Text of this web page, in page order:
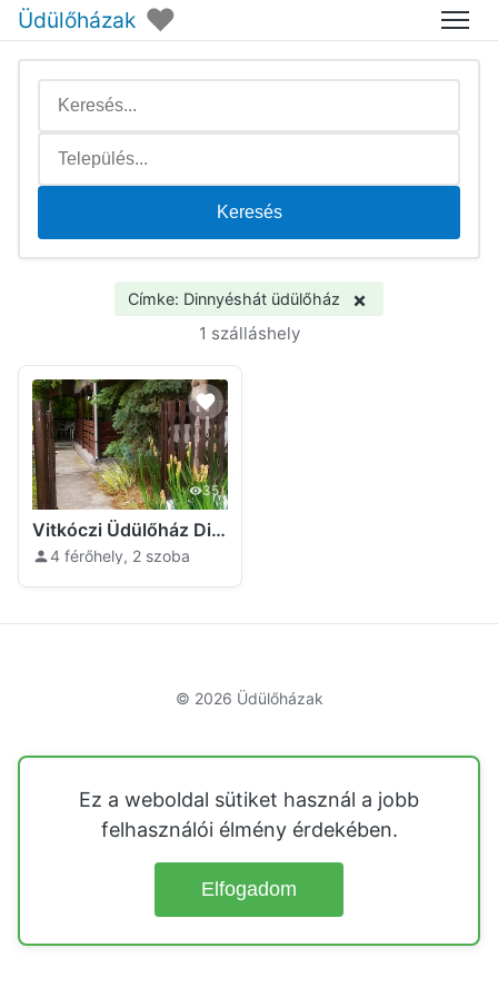
Üdülőházak ♥ Menü
Keresés
Címke: Dinnyéshát üdülőház ×
1 szálláshely
35
Vitkóczi Üdülőház Dinnyéshát
4 férőhely, 2 szoba
© 2026 Üdülőházak
Ez a weboldal sütiket használ a jobb
felhasználói élmény érdekében.
Elfogadom